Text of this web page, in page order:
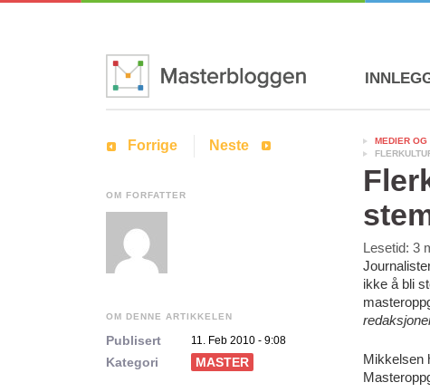
MEDIER OG
Lesetid: 3
ikke å bli
Mikkelsen
Forrige Neste
OM FORFATTER
OM DENNE ARTIKKELEN
Publisert 11. Feb 2010 - 9:08
Kategori MASTER